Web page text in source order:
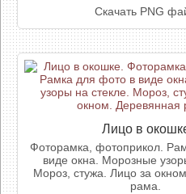
Скачать PNG
Лицо в
Фоторамка, фотоприкол.
виде окна. Морозные
Мороз, стужа. Лицо за
рама.